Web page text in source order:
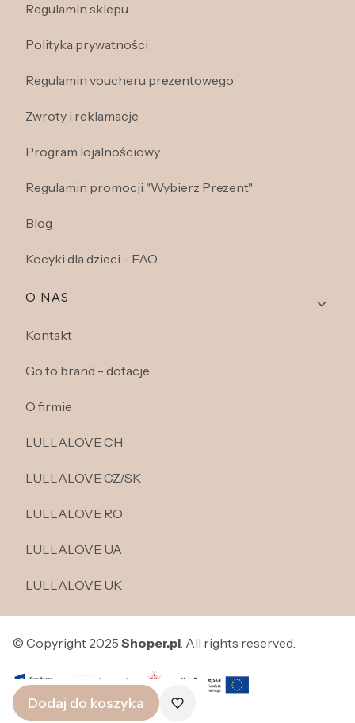
Regulamin sklepu
Polityka prywatności
Regulamin voucheru prezentowego
Zwroty i reklamacje
Program lojalnościowy
Regulamin promocji "Wybierz Prezent"
Blog
Kocyki dla dzieci - FAQ
O NAS
Kontakt
Go to brand - dotacje
O firmie
LULLALOVE CH
LULLALOVE CZ/SK
LULLALOVE RO
LULLALOVE UA
LULLALOVE UK
© Copyright 2025 Shoper.pl. All rights reserved.
Dodaj do koszyka